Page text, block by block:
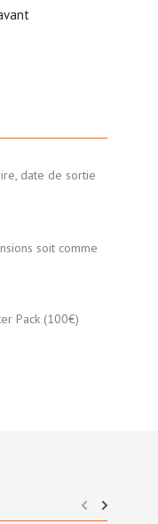
date de sortie
soit comme
Pack (100€)